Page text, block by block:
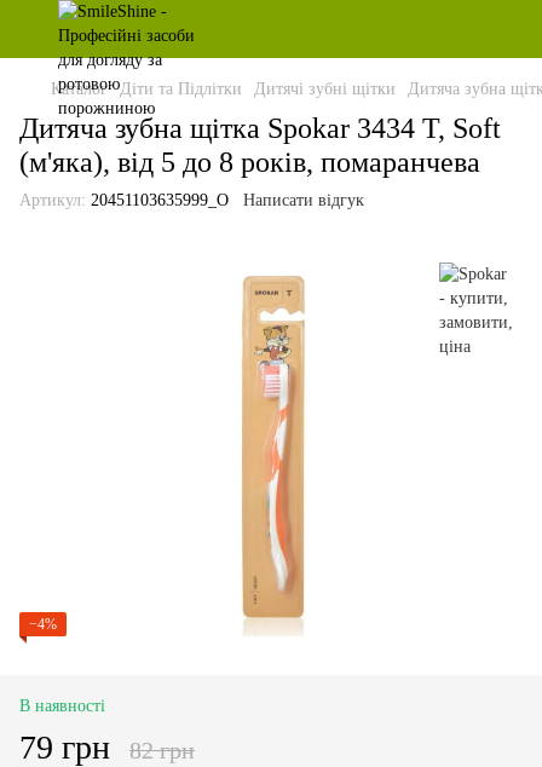
Каталог Діти та Підлітки Дитячі зубні щітки Дитяча зубна
Дитяча зубна щітка Spokar 3434 T, Soft
(м'яка), від 5 до 8 років, помаранчева
Артикул: 20451103635999_O Написати відгук
−4%
В наявності
79 грн 82 грн